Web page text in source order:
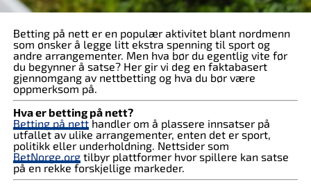
Betting på nett er en populær aktivitet blant nordmenn
som ønsker å legge litt ekstra spenning til sport og
andre arrangementer. Men hva bør du egentlig vite før
du begynner å satse? Her gir vi deg en faktabasert
gjennomgang av nettbetting og hva du bør være
oppmerksom på.
Hva er betting på nett?
Betting på netthandler om å plassere innsatser på
utfallet av ulike arrangementer, enten det er sport,
politikk eller underholdning. Nettsider som
BetNorge.orgtilbyr plattformer hvor spillere kan satse
på en rekke forskjellige markeder.